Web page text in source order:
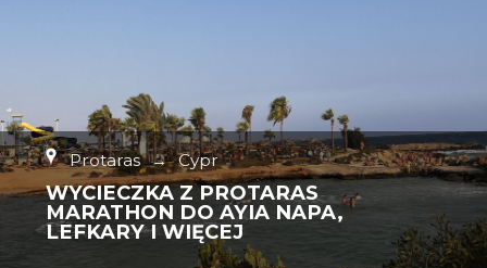
Protaras → Cypr
WYCIECZKA Z PROTARAS
MARATHON DO AYIA NAPA,
LEFKARY I WIĘCEJ